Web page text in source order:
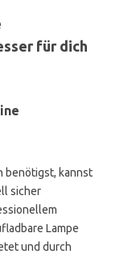
für dich
benötigst, kannst
sicher
Lampe
und durch